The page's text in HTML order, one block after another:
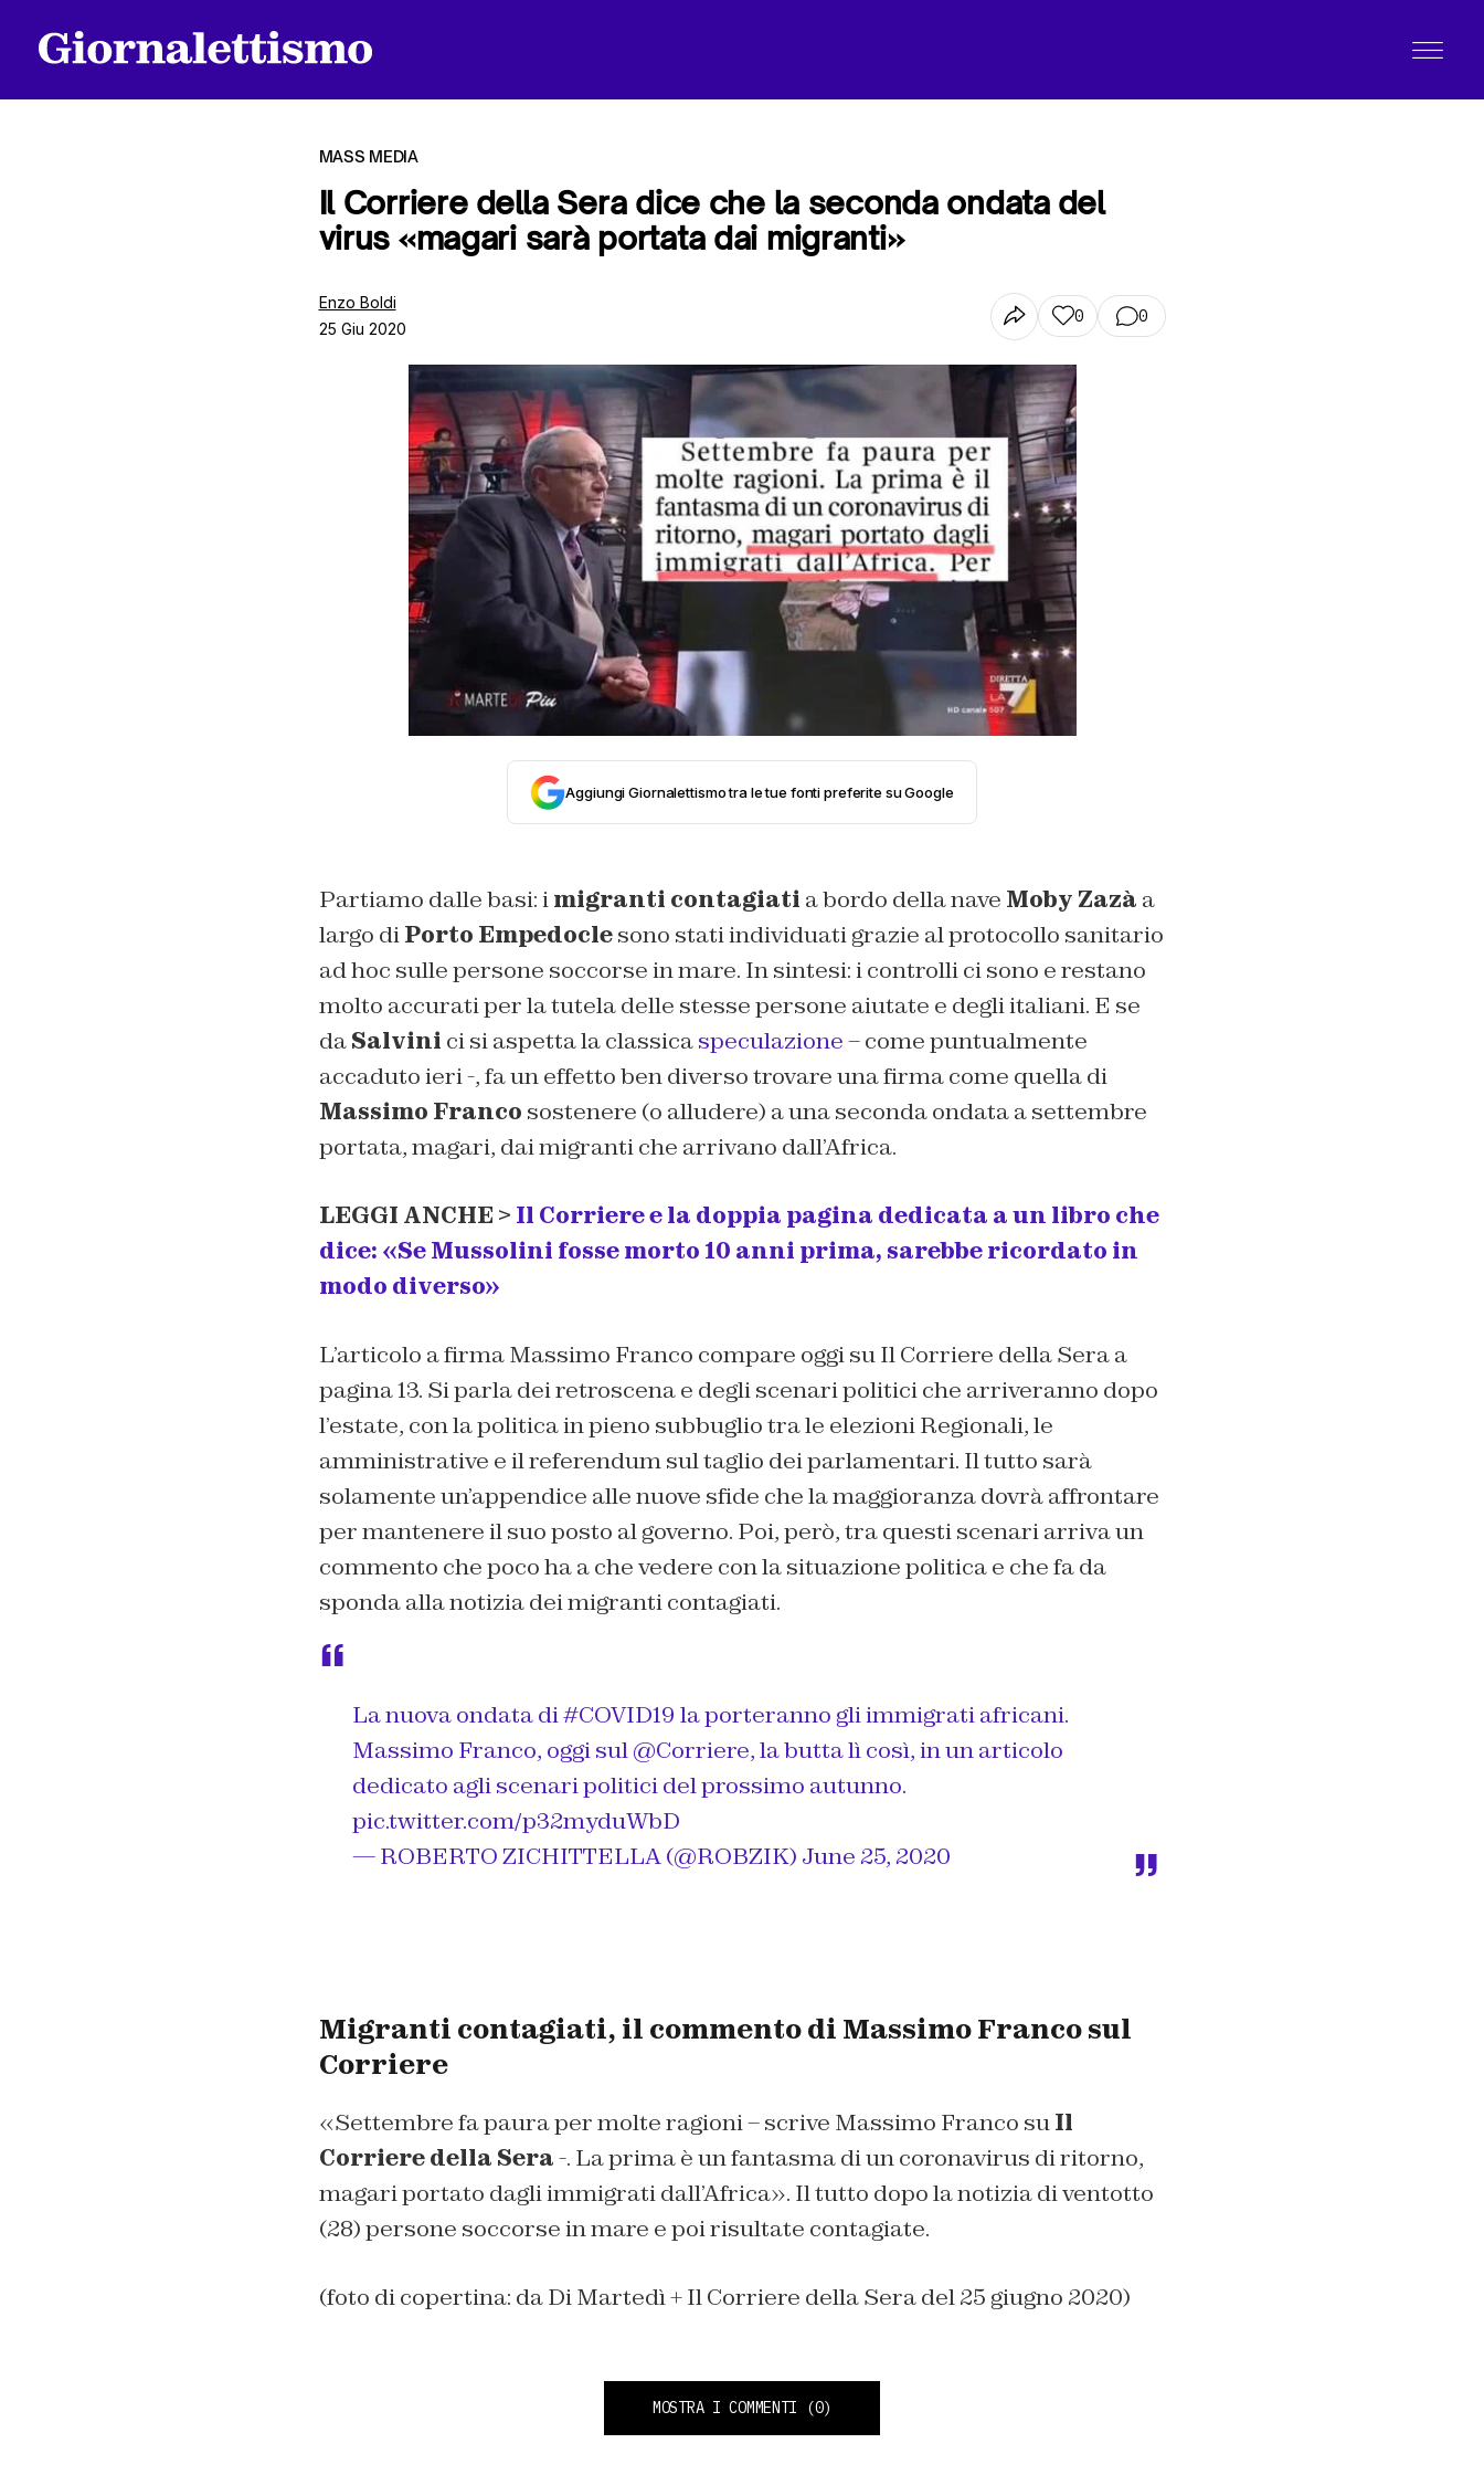
MASS MEDIA
Il Corriere della Sera dice che la seconda ondata del
virus «magari sarà portata dai migranti»
Enzo Boldi
25 Giu 2020
0 0
Aggiungi Giornalettismo tra le tue fonti preferite su Google
Partiamo dalle basi: imigranti contagiati a bordo della nave Moby Zazà a
largo diPorto Empedoclesono stati individuati grazie al protocollo sanitario
ad hoc sulle persone soccorse in mare. In sintesi: i controlli ci sono e restano
molto accurati per la tutela delle stesse persone aiutate e degli italiani. E se
daSalvini ci si aspetta la classicaspeculazione– come puntualmente
accaduto ieri -, fa un effetto ben diverso trovare una firma come quella di
Massimo Franco sostenere (o alludere) a una seconda ondata a settembre
portata, magari, dai migranti che arrivano dall’Africa.
LEGGI ANCHE > Il Corriere e la doppia pagina dedicata a un libro che
dice: «Se Mussolini fosse morto 10 anni prima, sarebbe ricordato in
modo diverso»
L’articolo a firma Massimo Franco compare oggi suIl Corriere della Seraa
pagina 13. Si parla dei retroscena e degli scenari politici che arriveranno dopo
l’estate, con la politica in pieno subbuglio tra le elezioni Regionali, le
amministrative e il referendum sul taglio dei parlamentari. Il tutto sarà
solamente un’appendice alle nuove sfide che la maggioranza dovrà affrontare
per mantenere il suo posto al governo. Poi, però, tra questi scenari arriva un
commento che poco ha a che vedere con la situazione politica e che fa da
sponda alla notizia dei migranti contagiati.
La nuova ondata di#COVID19 la porteranno gli immigrati africani.
Massimo Franco, oggi sul@Corriere, la butta lì così, in un articolo
dedicato agli scenari politici del prossimo autunno.
pic.twitter.com/p32myduWbD
— ROBERTO ZICHITTELLA (@ROBZIK) June 25, 2020
Migranti contagiati, il commento di Massimo Franco sul
Corriere
«Settembre fa paura per molte ragioni – scrive Massimo Franco suIl
Corriere della Sera-. La prima è un fantasma di un coronavirus di ritorno,
magari portato dagli immigrati dall’Africa». Il tutto dopo la notizia di ventotto
(28) persone soccorse in mare e poi risultate contagiate.
(foto di copertina: da Di Martedì + Il Corriere della Sera del 25 giugno 2020)
MOSTRA I COMMENTI (0)